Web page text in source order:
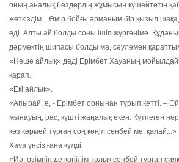
оның аналық бездердің жұмысын күшейтетін
жеткіздім... Өмір бойғы арманым бір қызыл
еді. Алты ай болды соны ішіп жүргеніме.
дәрмектің шипасы болды ма, сәулемен қараттым
«Неше айлық» деді Ерімбет Хауаның мойылдай
қарап.
«Екі айлық».
«Апырай, ә, - Ерімбет орнынан тұрып кетті. –
мынауың, рас, күшті жаңалық екен. Күтпеген
көз көрмей тұрған соң көңіл сенбей ме, қалай...»
Хауа үнсіз ғана күлді.
«Иә, өзімнің де көңілім толық сенбей тұрған